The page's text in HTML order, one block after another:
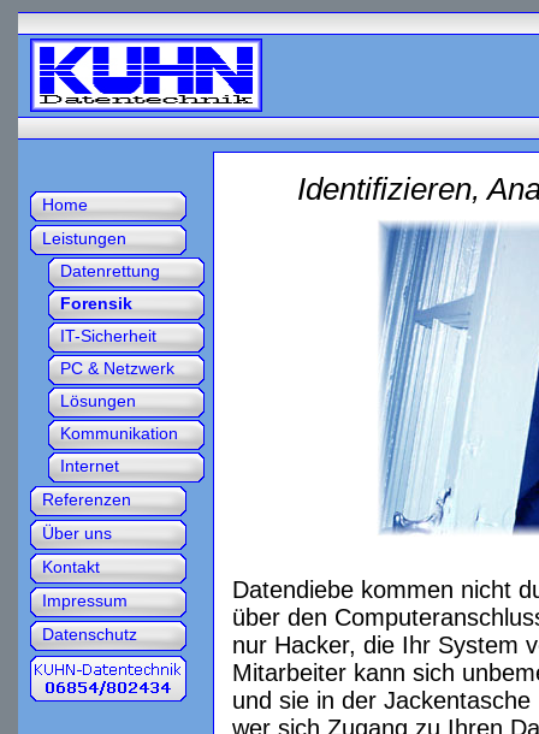
Home
Leistungen
Datenrettung
Forensik
IT-Sicherheit
PC & Netzwerk
Lösungen
Kommunikation
Internet
Referenzen
Über uns
Kontakt
Impressum
Datenschutz
Identifizieren,
Datendiebe kommen nicht
über den
nur Hacker, die Ihr System
Mitarbeiter kann sich
und sie in der
wer sich Zugang zu Ihren